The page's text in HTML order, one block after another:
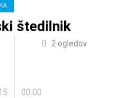
štedilnik
00:00
2 ogledov